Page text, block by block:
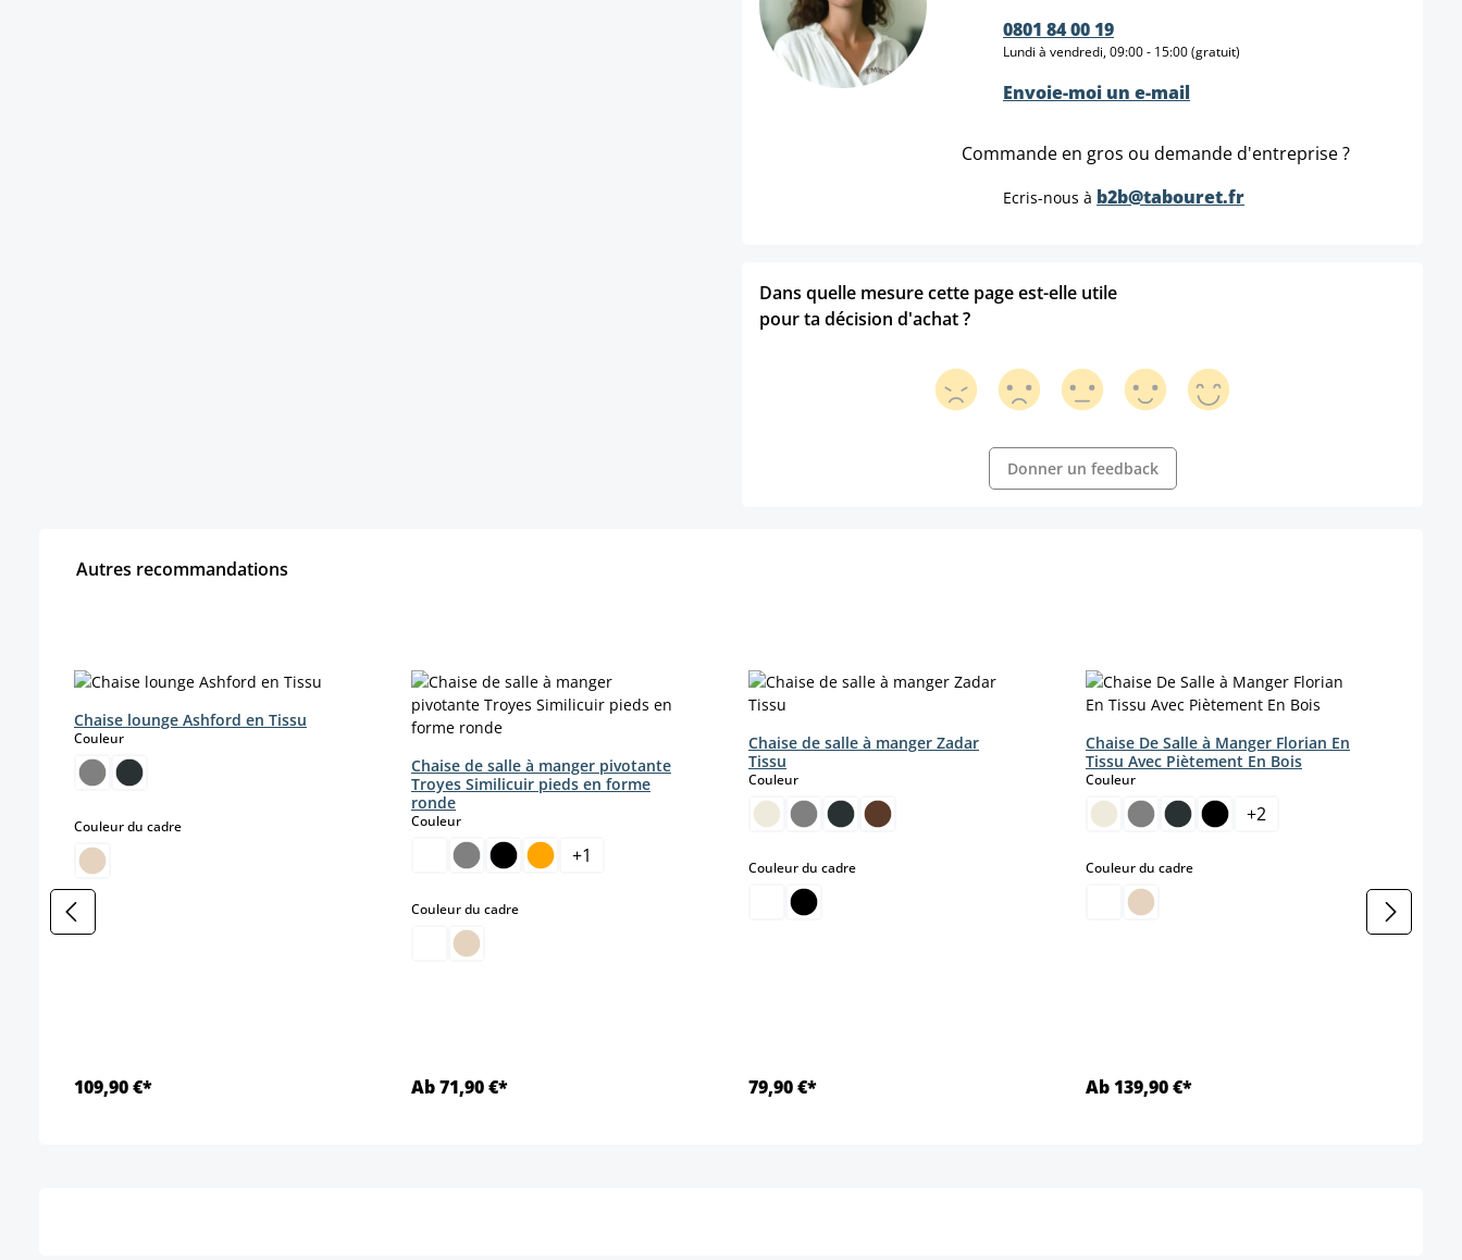
0801 84 00 19
Lundi à vendredi, 09:00 - 15:00 (gratuit)
Envoie-moi un e-mail
Commande en gros ou demande d'entreprise ?
Ecris-nous à b2b@tabouret.fr
Dans quelle mesure cette page est-elle utile
pour ta décision d'achat ?
Donner un feedback
Autres recommandations
Chaise lounge Ashford en Tissu
Couleurselect
Couleur du cadreselect
109,90 €*
Chaise de salle à manger pivotante
Troyes Similicuir pieds en forme
ronde
Couleurselect
+1
Couleur du cadreselect
Ab 71,90 €*
Chaise de salle à manger Zadar
Tissu
Couleurselect
Couleur du cadreselect
79,90 €*
Chaise De Salle à Manger Florian En
Tissu Avec Piètement En Bois
Couleurselect
+2
Couleur du cadreselect
Ab 139,90 €*